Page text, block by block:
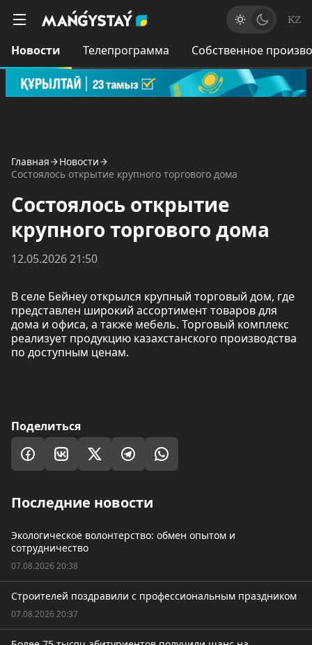
KZ
Новости Телепрограмма Собственное
Главная
Новости
Состоялось открытие крупного торгового дома
Состоялось открытие
крупного торгового дома
12.05.2026 21:50
В селе Бейнеу открылся крупный торговый дом, где
представлен широкий ассортимент товаров для
дома и офиса, а также мебель. Торговый комплекс
реализует продукцию казахстанского производства
по доступным ценам.
Поделиться
Последние новости
Экологическое волонтерство: обмен опытом и
сотрудничество
07.08.2026 20:38
Строителей поздравили с профессиональным праздником
07.08.2026 20:37